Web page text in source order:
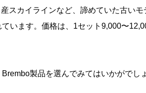
スカイラインなど、諦めていた古いモ
います。価格は、1セット9,000〜
製品を選んでみてはいかがでし